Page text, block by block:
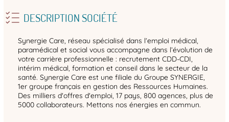
DESCRIPTION SOCIÉTÉ
Synergie Care, réseau spécialisé dans l’emploi médical,
paramédical et social vous accompagne dans l’évolution de
votre carrière professionnelle : recrutement CDD-CDI,
intérim médical, formation et conseil dans le secteur de la
santé. Synergie Care est une filiale du Groupe SYNERGIE,
1er groupe français en gestion des Ressources Humaines.
Des milliers d'offres d'emploi, 17 pays, 800 agences, plus de
5000 collaborateurs. Mettons nos énergies en commun.